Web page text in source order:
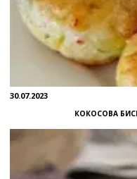
30.07.2023
КОКОСОВА